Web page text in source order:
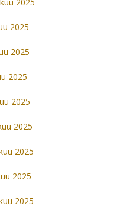
2025
2025
2025
2025
2025
2025
2025
2025